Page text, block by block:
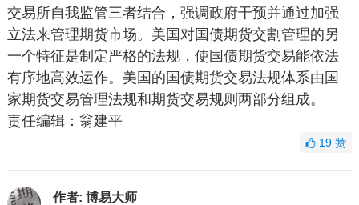
交易所自我监管三者结合，强调政府干预并通过加强
立法来管理期货市场。美国对国债期货交割管理的另
一个特征是制定严格的法规，使国债期货交易能依法
有序地高效运作。美国的国债期货交易法规体系由国
家期货交易管理法规和期货交易规则两部分组成。
责任编辑：翁建平
19赞
作者: 博易大师